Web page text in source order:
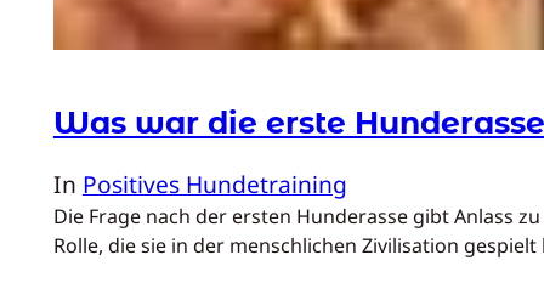
Was war die erste
In Positives Hundetraining
Die Frage nach der ersten Hunderasse gibt Anlass
Rolle, die sie in der menschlichen Zivilisation